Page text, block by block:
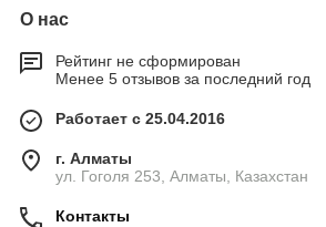
О нас
Рейтинг не сформирован
Менее 5 отзывов за последний год
Работает с 25.04.2016
г. Алматы
ул. Гоголя 253, Алматы, Казахстан
Контакты